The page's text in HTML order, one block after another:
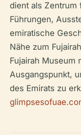
dient als Zentrum
Führungen,
emiratische
Nähe zum
Fujairah Museum
Ausgangspunkt,
des Emirats zu